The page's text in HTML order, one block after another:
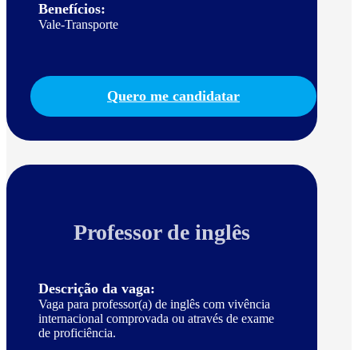
Benefícios:
Vale-Transporte
Quero me candidatar
Professor de inglês
Descrição da vaga:
Vaga para professor(a) de inglês com vivência
internacional comprovada ou através de exame
de proficiência.